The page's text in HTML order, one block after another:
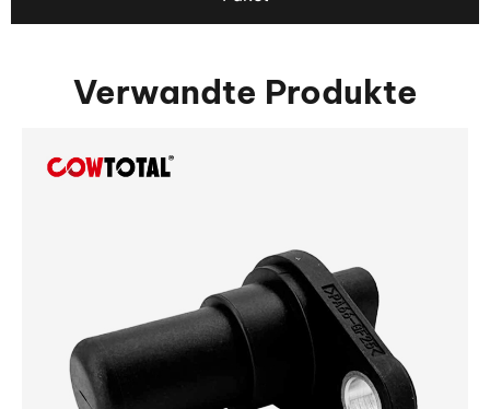
Verwandte Produkte